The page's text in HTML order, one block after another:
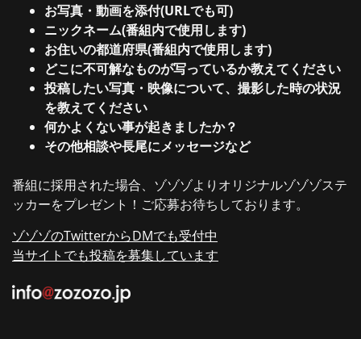
お写真・動画を添付(URLでも可)
ニックネーム(番組内で使用します)
お住いの都道府県(番組内で使用します)
どこに不可解なものが写っているか教えてください
投稿したい写真・映像について、撮影した時の状況
を教えてください
何かよくない事が起きましたか？
その他相談や長尾にメッセージなど
番組に採用された場合、ゾゾゾよりオリジナルゾゾゾステ
ッカーをプレゼント！ご応募お待ちしております。
ゾゾゾのTwitterからDMでも受付中
当サイトでも投稿を募集しています